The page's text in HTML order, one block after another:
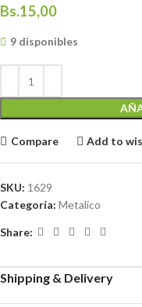
Bs.15,00
9 disponibles
Compare Add to
SKU: 1629
Categoría: Metalico
Share:
Shipping & Delivery